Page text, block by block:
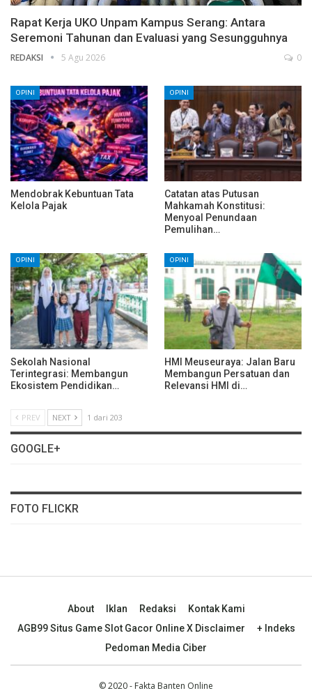
Rapat Kerja UKO Unpam Kampus Serang: Antara
Seremoni Tahunan dan Evaluasi yang Sesungguhnya
REDAKSI 5 Agu 2026 0
OPINI
Mendobrak Kebuntuan Tata
Kelola Pajak
OPINI
Catatan atas Putusan
Mahkamah Konstitusi:
Menyoal Penundaan
Pemulihan…
OPINI
Sekolah Nasional
Terintegrasi: Membangun
Ekosistem Pendidikan…
OPINI
HMI Meuseuraya: Jalan Baru
Membangun Persatuan dan
Relevansi HMI di…
PREV NEXT 1 dari 203
GOOGLE+
FOTO FLICKR
About Iklan Redaksi
Kontak Kami
AGB99 Situs Game Slot Gacor Online X Disclaimer
+ Indeks
Pedoman Media Ciber
© 2020 - Fakta Banten Online